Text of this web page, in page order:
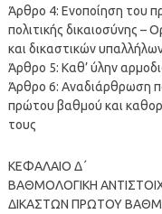
Άρθρο 4: Ενοποίηση του
πολιτικής δικαιοσύνης –
και δικαστικών
Άρθρο 5: Καθ’ ύλην
Άρθρο 6: Αναδιάρθρωση
πρώτου βαθμού και
τους
ΚΕΦΑΛΑΙΟ Δ΄
ΒΑΘΜΟΛΟΓΙΚΗ
ΔΙΚΑΣΤΩΝ ΠΡΩΤΟΥ